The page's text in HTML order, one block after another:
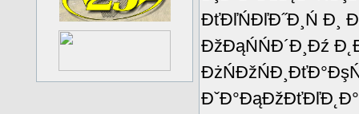
ĐťĐľŃĐľĐ˝Đ¸Ń Đ¸
ĐžĐąŃŃĐ´Đ¸Đź